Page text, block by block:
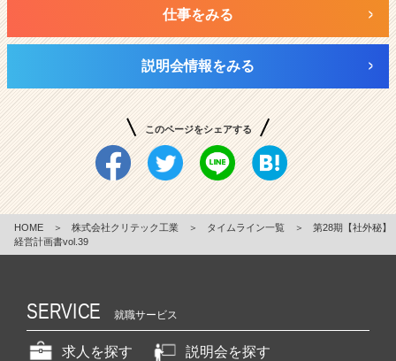
仕事をみる
説明会情報をみる
このページをシェアする
HOME ＞ 株式会社クリテック工業 ＞ タイムライン一覧 ＞
第28期【社外秘】
経営計画書vol.39
SERVICE 就職サービス
求人を探す
説明会を探す